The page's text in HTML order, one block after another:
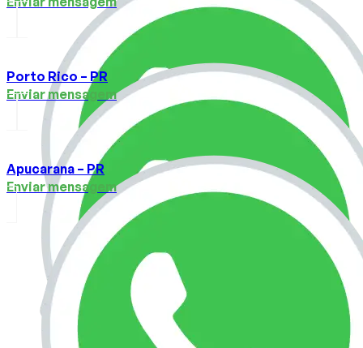
Porto Rico – PR
Enviar mensagem
Apucarana – PR
Enviar mensagem